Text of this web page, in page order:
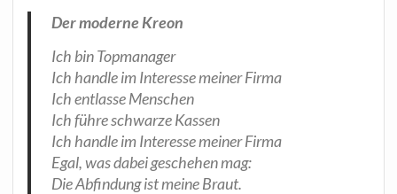
Der moder­ne Kreon
Ich bin Topmanager
Ich hand­le im Inter­es­se mei­ner Firma
Ich ent­las­se Menschen
Ich füh­re schwar­ze Kassen
Ich hand­le im Inter­es­se mei­ner Firma
Egal, was dabei gesche­hen mag:
Die Abfin­dung ist mei­ne Braut.